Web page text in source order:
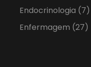
Endocrinologia (7)
Enfermagem (27)